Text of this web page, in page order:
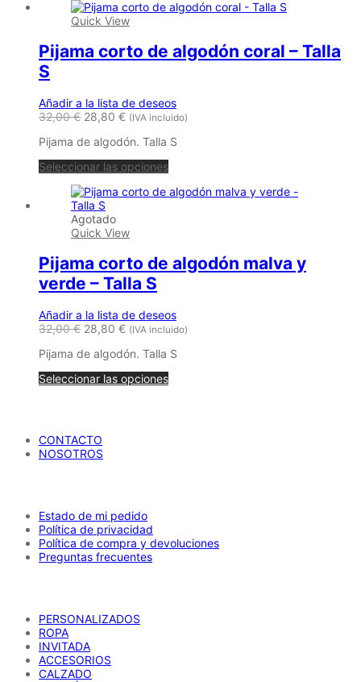
Quick View
Pijama corto de algodón coral – Talla
S
Añadir a la lista de deseos
32,00€ 28,80 € (IVA incluido)
Pijama de algodón. Talla S
Seleccionar las opciones
Agotado
Quick View
Pijama corto de algodón malva y
verde – Talla S
Añadir a la lista de deseos
32,00€ 28,80 € (IVA incluido)
Pijama de algodón. Talla S
Seleccionar las opciones
CONTACTO
NOSOTROS
Estado de mi pedido
Política de privacidad
Política de compra y devoluciones
Preguntas frecuentes
PERSONALIZADOS
ROPA
INVITADA
ACCESORIOS
CALZADO